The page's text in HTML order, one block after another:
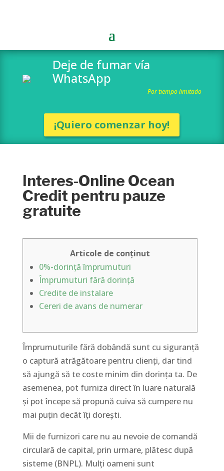
Deje de fumar vía
WhatsApp
Por tiempo limitado
¡Quiero comenzar hoy!
Interes-Online Ocean
Credit pentru pauze
gratuite
Articole de conținut
0%-dorință împrumuturi
Împrumuturi fără dorință
Credite de instalare
Cereri de avans de numerar
Împrumuturile fără dobândă sunt cu siguranță
o captură atrăgătoare pentru clienți, dar tind
să ajungă să te coste minim din dorința ta. De
asemenea, pot furniza direct în luare naturală
și pot începe să propună cuiva să cumpere nu
mai puțin decât îți dorești.
Mii de furnizori care nu au nevoie de comandă
circulară de capital, prin urmare, plătesc după
sisteme (BNPL). Mulți oameni sunt